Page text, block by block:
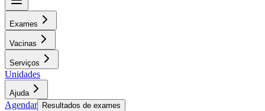
Exames
Vacinas
Serviços
Unidades
Ajuda
Agendar Resultados de exames